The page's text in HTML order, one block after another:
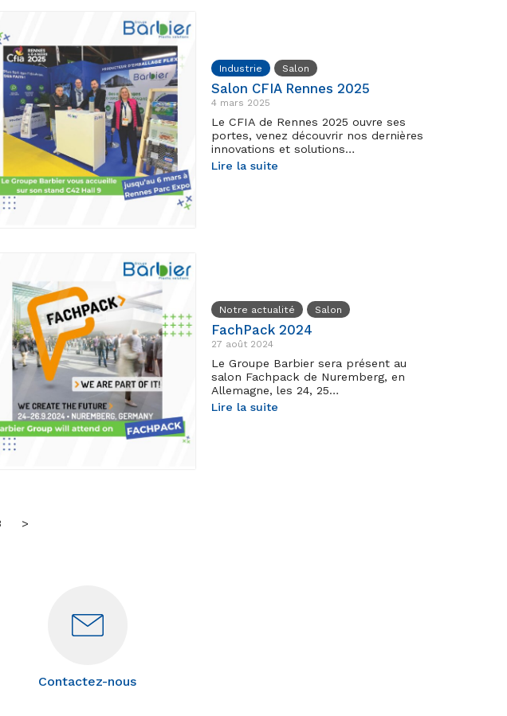
Industrie Salon
Salon CFIA Rennes 2025
4 mars 2025
Le CFIA de Rennes 2025 ouvre ses
portes, venez découvrir nos dernières
innovations et solutions…
Lire la suite
Notre actualité Salon
FachPack 2024
27 août 2024
Le Groupe Barbier sera présent au
salon Fachpack de Nuremberg, en
Allemagne, les 24, 25…
Lire la suite
>
Contactez-nous